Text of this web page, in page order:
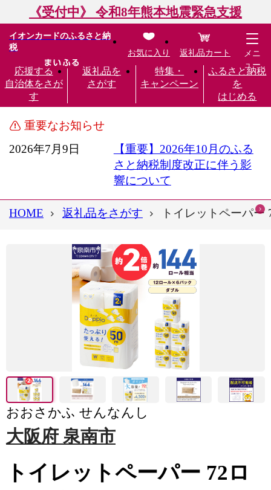
《受付中》 令和8年熊本地震緊急支援
イオンカードのふるさと納
税
応援する
自治体をさが
す
返礼品を
さがす
特集・
キャンペーン
ふるさと納税
を
はじめる
お気に入り 返礼品カート
メニ
ュー
重要なお知らせ
2026年7月9日
【重要】2026年10月のふる
さと納税制度改正に伴う影
響について
HOME 返礼品をさがす トイレットペーパ
おおさかふ せんなんし
大阪府 泉南市
トイレットペーパー 72ロ